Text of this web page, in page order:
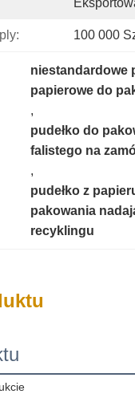
100 000
niestandardowe
papierowe do
,
pudełko do
falistego na
,
pudełko z
pakowania
recyklingu